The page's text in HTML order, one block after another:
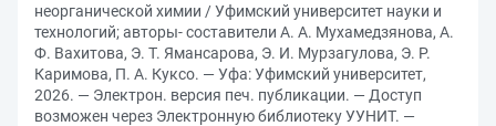
неорганической химии / Уфимский университет науки и
технологий; авторы- составители А. А. Мухамедзянова, А.
Ф. Вахитова, Э. Т. Ямансарова, Э. И. Мурзагулова, Э. Р.
Каримова, П. А. Куксо. — Уфа: Уфимский университет,
2026. — Электрон. версия печ. публикации. — Доступ
возможен через Электронную библиотеку УУНИТ. —